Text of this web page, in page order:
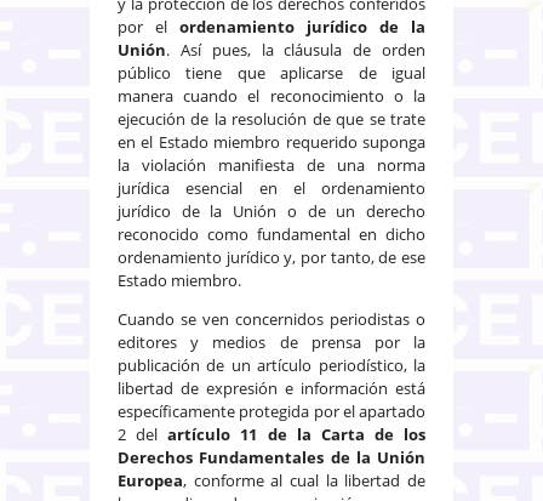
por el ordenamiento jurídico de la
Unión. Así pues, la cláusula de orden
público tiene que aplicarse de igual
manera cuando el reconocimiento o la
ejecución de la resolución de que se trate
en el Estado miembro requerido suponga
la violación manifiesta de una norma
jurídica esencial en el ordenamiento
jurídico de la Unión o de un derecho
reconocido como fundamental en dicho
ordenamiento jurídico y, por tanto, de ese
Estado miembro.
Cuando se ven concernidos periodistas o
editores y medios de prensa por la
publicación de un artículo periodístico, la
libertad de expresión e información está
específicamente protegida por el apartado
2 delartículo 11 de la Carta de los
Derechos Fundamentales de la Unión
Europea, conforme al cual la libertad de